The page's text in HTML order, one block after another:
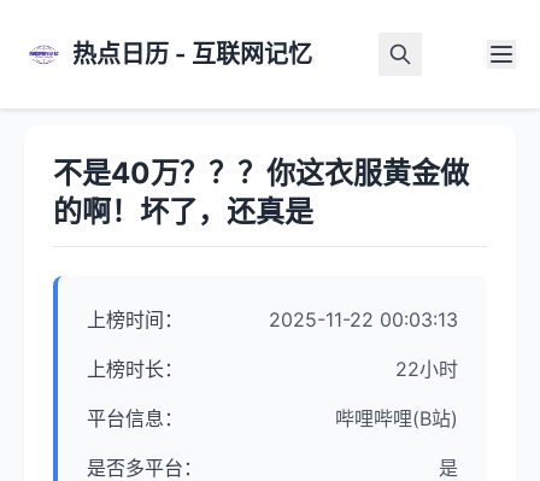
热点日历 - 互联网记忆
不是40万？？？你这衣服黄金做
的啊！坏了，还真是
上榜时间： 2025-11-22 00:03:13
上榜时长： 22小时
平台信息： 哔哩哔哩(B站)
是否多平台： 是